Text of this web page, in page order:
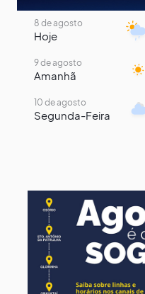
8 de agosto
Hoje
9 de agosto
Amanhã
10 de agosto
Segunda-Feira
Quarta-Feira
13 de agosto
Quinta-Feira
14 de agosto
Sexta-Feira